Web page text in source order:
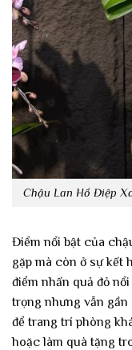
Chậu Lan Hồ Điệp
Điểm nổi bật của
gặp mà còn ở sự kết
điểm nhấn quả đỏ
trọng nhưng vẫn gần
để trang trí phòng
hoặc làm quà tặng